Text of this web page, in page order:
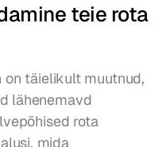
teie rota
on täielikult muutnud,
lähenemavd
rota
mida